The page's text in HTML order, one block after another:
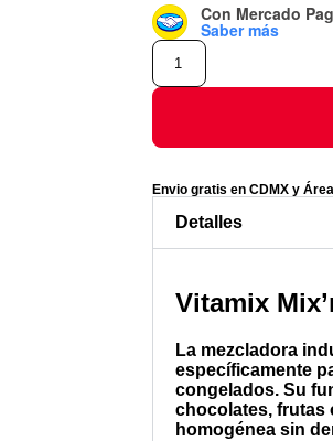
Con Mercado
Saber más
Envio gratis en CDMX y
Detalles
Vitamix
La mezcladora
específicamente
congelados. Su
chocolates, frutas
homogénea sin